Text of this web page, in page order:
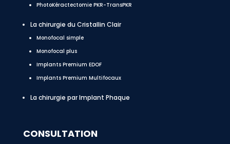
PhotoKéractectomie PKR-TransPKR
La chirurgie du Cristallin Clair
Monofocal simple
Monofocal plus
Implants Premium EDOF
Implants Premium Multifocaux
La chirurgie par Implant Phaque
CONSULTATION